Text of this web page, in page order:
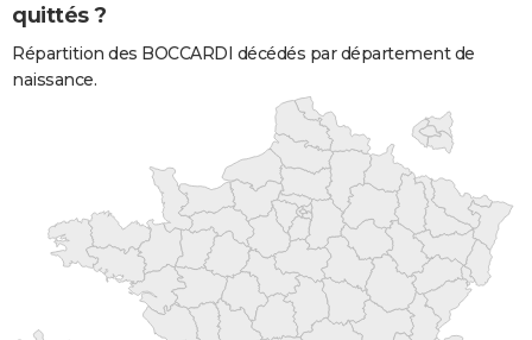
quittés ?
Répartition des BOCCARDI décédés par département de
naissance.